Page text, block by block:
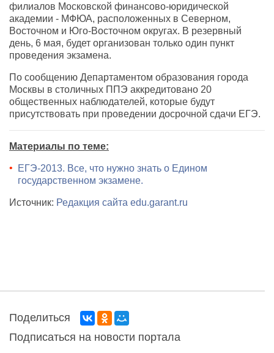
филиалов Московской финансово-юридической
академии - МФЮА, расположенных в Северном,
Восточном и Юго-Восточном округах. В резервный
день, 6 мая, будет организован только один пункт
проведения экзамена.
По сообщению Департаментом образования города
Москвы в столичных ППЭ аккредитовано 20
общественных наблюдателей, которые будут
присутствовать при проведении досрочной сдачи ЕГЭ.
Материалы по теме:
ЕГЭ-2013. Все, что нужно знать о Едином
государственном экзамене.
Источник: Редакция сайта edu.garant.ru
Поделиться
Подписаться на новости портала